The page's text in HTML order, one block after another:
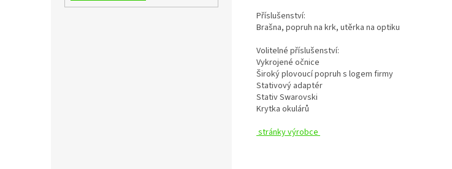
Příslušenství:
Brašna, popruh na krk, utěrka na optiku
Volitelné příslušenství:
Vykrojené očnice
Široký plovoucí popruh s logem firmy
Stativový adaptér
Stativ Swarovski
Krytka okulárů
stránky výrobce